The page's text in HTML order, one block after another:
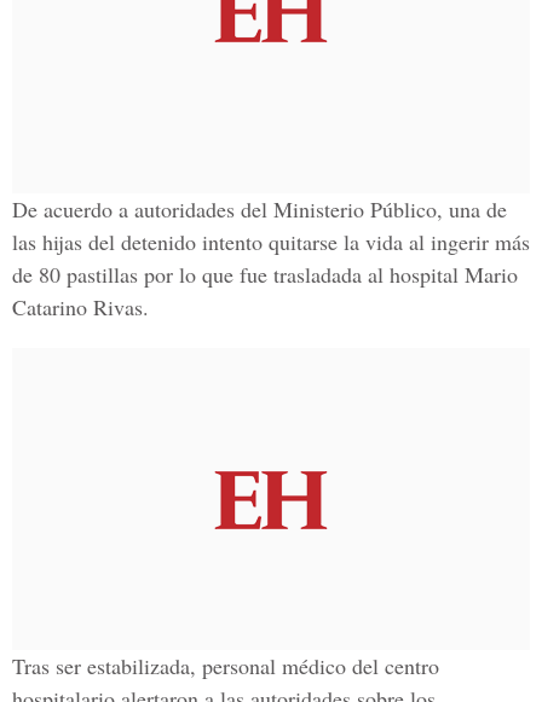
De acuerdo a autoridades del Ministerio Público, una de
las hijas del detenido intento quitarse la vida al ingerir más
de 80 pastillas por lo que fue trasladada al hospital Mario
Catarino Rivas.
Tras ser estabilizada, personal médico del centro